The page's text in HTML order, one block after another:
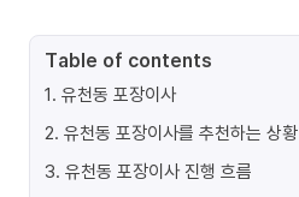
Table of contents
1. 유천동 포장이사
2. 유천동 포장이사를 추천하는 상황
3. 유천동 포장이사 진행 흐름